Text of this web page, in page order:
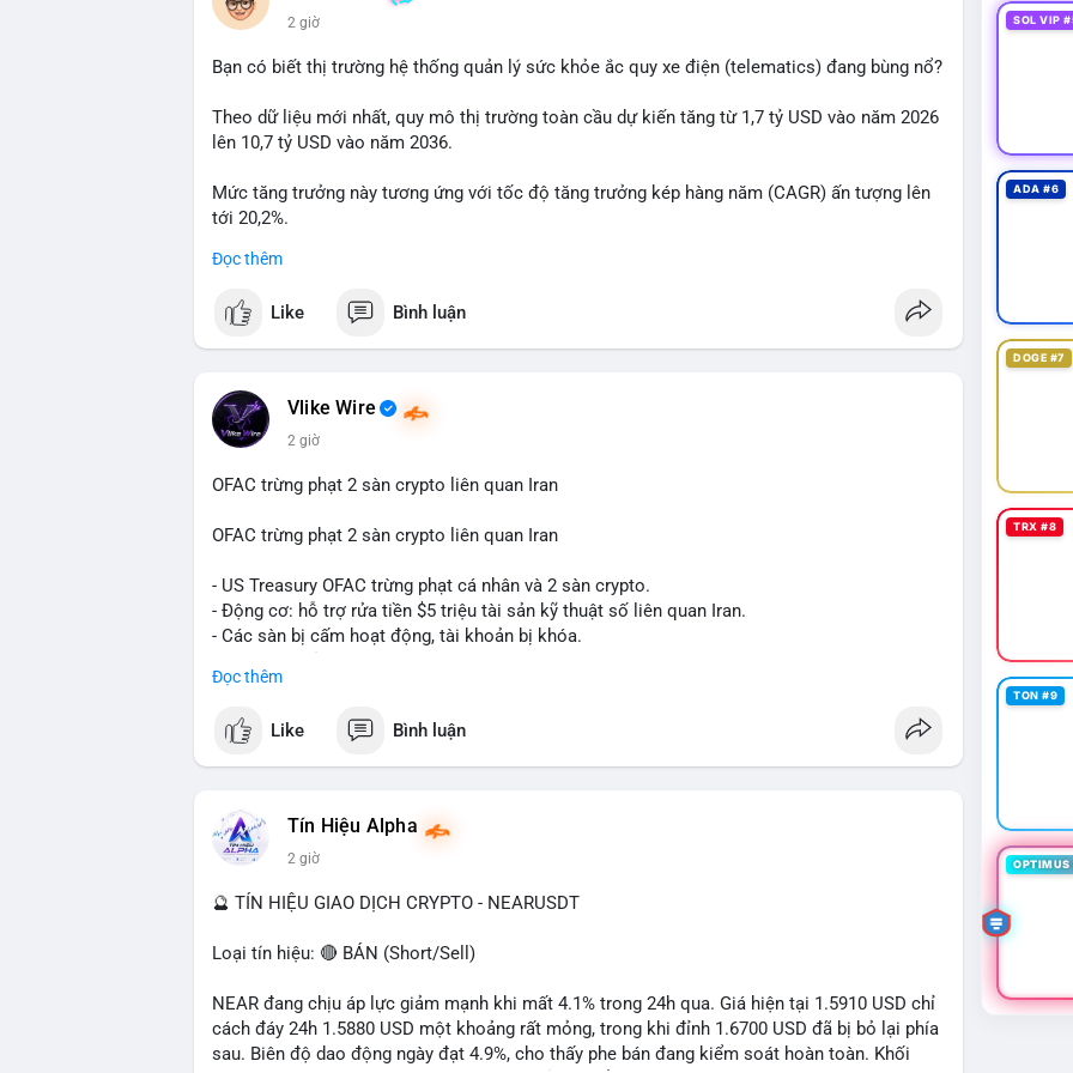
tránh hành động theo cảm xúc. Xác minh địa chỉ ví đích trước khi đưa ra quyết định vào
#99dot6btc #capvoichuyentien
2 giờ
Bạn có biết thị trường hệ thống quản lý sức khỏe ắc quy xe điện (telematics) đang bùng nổ?
Theo dữ liệu mới nhất, quy mô thị trường toàn cầu dự kiến tăng từ 1,7 tỷ USD vào năm 2026
lên 10,7 tỷ USD vào năm 2036.
Mức tăng trưởng này tương ứng với tốc độ tăng trưởng kép hàng năm (CAGR) ấn tượng lên
tới 20,2%.
Điều gì đang thúc đẩy sự tăng trưởng vượt bậc này? Hãy cùng theo dõi các phân tích chuyên
Đọc thêm
Like Bình luận
Vlike Wire
2 giờ
OFAC trừng phạt 2 sàn crypto liên quan Iran
OFAC trừng phạt 2 sàn crypto liên quan Iran
- US Treasury OFAC trừng phạt cá nhân và 2 sàn crypto.
- Động cơ: hỗ trợ rửa tiền $5 triệu tài sản kỹ thuật số liên quan Iran.
- Các sàn bị cấm hoạt động, tài khoản bị khóa.
$btc $eth
#vlikevn #titanbot
📰 Nguồn: Cointelegraph
Đọc thêm
Like Bình luận
Tín Hiệu Alpha
2 giờ
🔮 TÍN HIỆU GIAO DỊCH CRYPTO - NEARUSDT
Loại tín hiệu: 🔴 BÁN (Short/Sell)
NEAR đang chịu áp lực giảm mạnh khi mất 4.1% trong 24h qua. Giá hiện tại 1.5910 USD chỉ
cách đáy 24h 1.5880 USD một khoảng rất mỏng, trong khi đỉnh 1.6700 USD đã bị bỏ lại phía
sau. Biên độ dao động ngày đạt 4.9%, cho thấy phe bán đang kiểm soát hoàn toàn. Khối
SOL VIP
ADA #6
DOGE #7
TRX #8
TON #9
OPTIMUS